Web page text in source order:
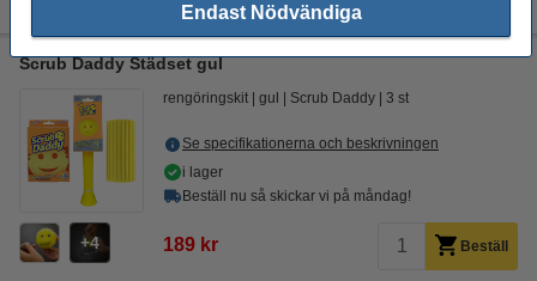
Endast Nödvändiga
Scrub Daddy Städset gul
4
rengöringskit gul Scrub Daddy 3 st
Se specifikationerna och beskrivningen
i lager
Beställ nu så skickar vi på måndag!
189 kr Beställ